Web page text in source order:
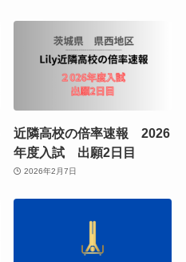
近隣高校の倍率速報 2026
年度入試 出願2日目
2026年2月7日